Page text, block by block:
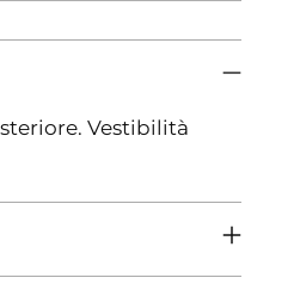
Vestibilità